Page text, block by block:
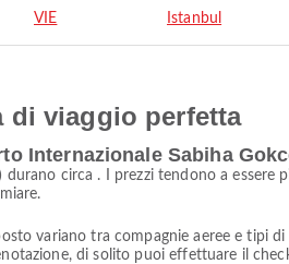
VIE Istanbul
di viaggio perfetta
Internazionale Sabiha
circa . I prezzi tendono a essere
variano tra compagnie aeree e tipi
di solito puoi effettuare il